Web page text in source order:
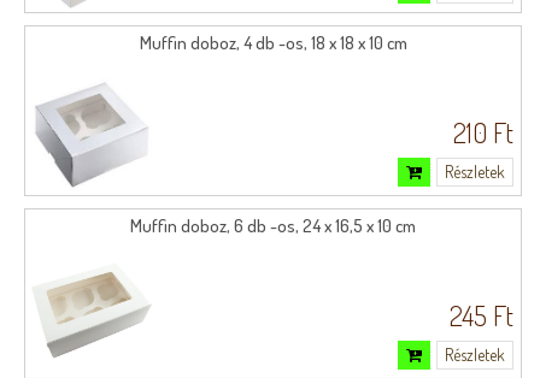
Muffin doboz, 4 db -os, 18 x 18 x 10 cm
210 Ft
Részletek
Muffin doboz, 6 db -os, 24 x 16,5 x 10 cm
245 Ft
Részletek